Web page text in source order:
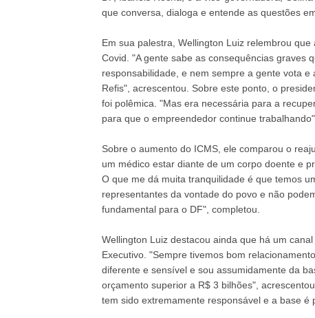
que conversa, dialoga e entende as questões
Em sua palestra, Wellington Luiz relembrou
Covid. "A gente sabe as consequências graves
responsabilidade, e nem sempre a gente vota
Refis", acrescentou. Sobre este ponto, o
foi polêmica. "Mas era necessária para a
para que o empreendedor continue
Sobre o aumento do ICMS, ele comparou o
um médico estar diante de um corpo doente e
O que me dá muita tranquilidade é que temos
representantes da vontade do povo e não
fundamental para o DF", completou.
Wellington Luiz destacou ainda que há um
Executivo. "Sempre tivemos bom
diferente e sensível e sou assumidamente da
orçamento superior a R$ 3 bilhões",
tem sido extremamente responsável e a base é